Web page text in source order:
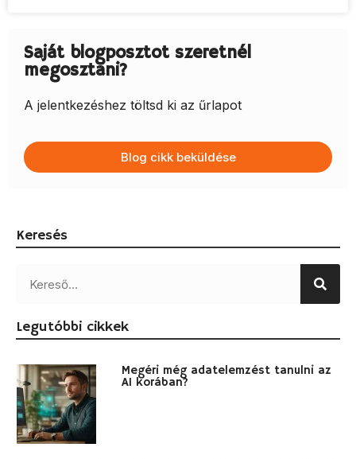
Saját blogposztot szeretnél
megosztani?
A jelentkezéshez töltsd ki az űrlapot
Blog cikk beküldése
Keresés
Legutóbbi cikkek
Megéri még adatelemzést tanulni az
AI korában?